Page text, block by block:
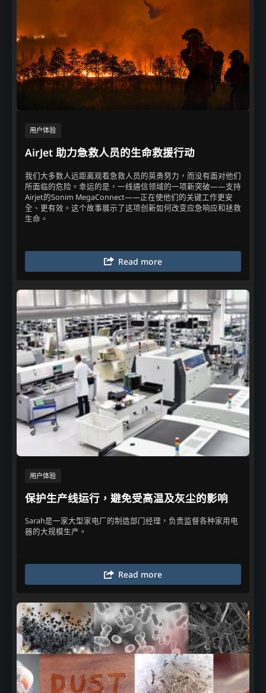
用户体验​
AirJet 助力急救人员的生命救援行动
我们大多数人远距离观看急救人员的英勇努力，而没有面对他们
所面临的危险。幸运的是，一线通信领域的一项新突破——支持
Airjet的Sonim MegaConnect——正在使他们的关键工作更安
全、更有效。这个故事展示了这项创新如何改变应急响应和拯救
生命。
Read more
用户体验​
保护生产线运行，避免受高温及灰尘的影响
Sarah是一家大型家电厂的制造部门经理，负责监督各种家用电
器的大规模生产。​
Read more